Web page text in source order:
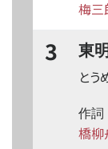
梅三
3 東
とう
作詞
橋柳